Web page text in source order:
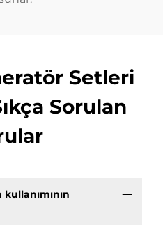
Setleri
Sorulan